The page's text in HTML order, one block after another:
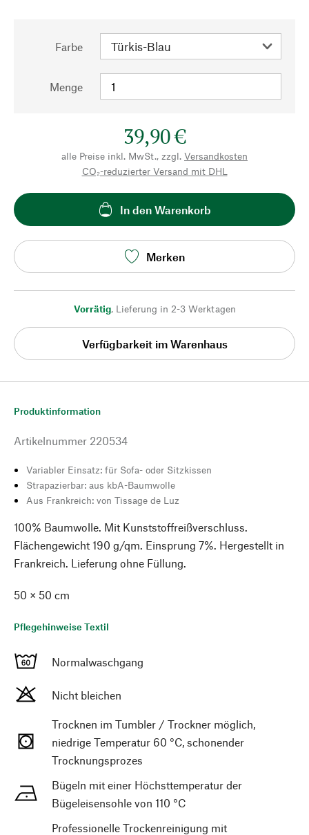
Farbe
Menge
39,90 €
alle Preise inkl. MwSt., zzgl. Versandkosten
CO₂-reduzierter Versand mit DHL
In den Warenkorb
Merken
Vorrätig, Lieferung in 2-3 Werktagen
Verfügbarkeit im Warenhaus
Produktinformation
Artikelnummer 220534
Variabler Einsatz: für Sofa- oder Sitzkissen
Strapazierbar: aus kbA-Baumwolle
Aus Frankreich: von Tissage de Luz
100% Baumwolle. Mit Kunststoffreißverschluss.
Flächengewicht 190 g/qm. Einsprung 7%. Hergestellt in
Frankreich. Lieferung ohne Füllung.
50 × 50 cm
Pflegehinweise Textil
Normalwaschgang
Nicht bleichen
Trocknen im Tumbler / Trockner möglich,
niedrige Temperatur 60 °C, schonender
Trocknungsprozes
Bügeln mit einer Höchsttemperatur der
Bügeleisensohle von 110 °C
Professionelle Trockenreinigung mit